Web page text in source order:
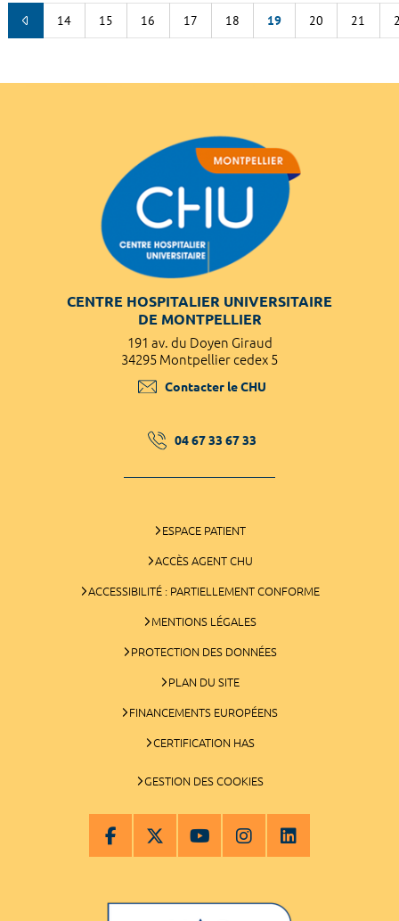
14 15 16 17 18 19 20 21
CENTRE HOSPITALIER UNIVERSITAIRE
DE MONTPELLIER
191 av. du Doyen Giraud
34295 Montpellier cedex 5
Contacter le CHU
04 67 33 67 33
ESPACE PATIENT
ACCÈS AGENT CHU
ACCESSIBILITÉ : PARTIELLEMENT CONFORME
MENTIONS LÉGALES
PROTECTION DES DONNÉES
PLAN DU SITE
FINANCEMENTS EUROPÉENS
CERTIFICATION HAS
GESTION DES COOKIES